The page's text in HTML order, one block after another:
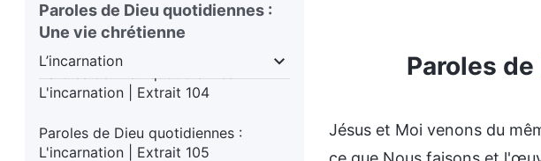
Paroles de Dieu quotidiennes :
Une vie chrétienne
L’incarnation
jours L’incarnation Connaître l’œuvre de Dieu Le
Paroles de Dieu quotidiennes :
L'incarnation | Extrait 103
L'incarnation | Extrait 104
Paroles de Dieu quotidiennes :
L'incarnation | Extrait 105
Paroles
Jésus et Moi venons du